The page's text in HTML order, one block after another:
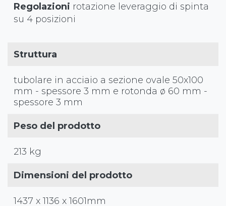
Regolazioni rotazione leveraggio di spinta
su 4 posizioni
Struttura
tubolare in acciaio a sezione ovale 50x100
mm - spessore 3 mm e rotonda ø 60 mm -
spessore 3 mm
Peso del prodotto
213 kg
Dimensioni del prodotto
1437 x 1136 x 1601mm